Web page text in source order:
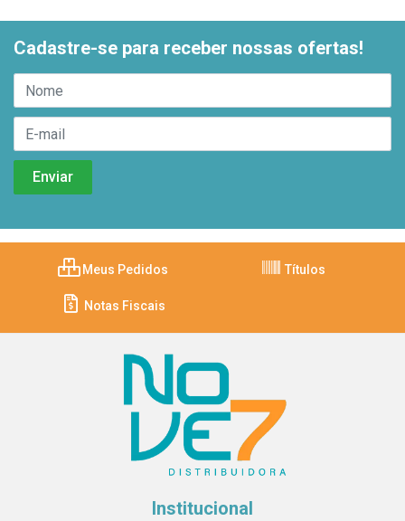
Cadastre-se para receber nossas ofertas!
Meus Pedidos Títulos
Notas Fiscais
Institucional